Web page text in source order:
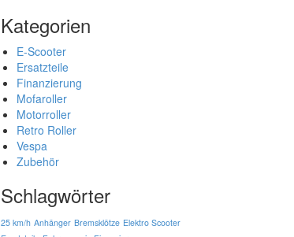
Kategorien
E-Scooter
Ersatzteile
Finanzierung
Mofaroller
Motorroller
Retro Roller
Vespa
Zubehör
Schlagwörter
25 km/h Anhänger Bremsklötze Elektro Scooter